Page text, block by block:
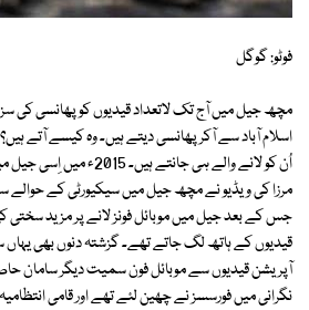
فوٹو: گوگل
مچھ جیل میں آج تک لاتعداد قیدیوں کو پھانسی کی
اسلام آباد سے آکر پھانسی دیتے ہیں۔ وہ کیسے آتے
اُن کو لانے والے ہی جانتے
مرزا کی ویڈیو نے مچھ جیل میں سیکیورٹی کے حوالے
جس کے بعد جیل میں موبائل فونز لانے پر مزید سختی
قیدیوں کے ہاتھ لگ جاتے تھے۔ گزشتہ دنوں بھی یہاں
آپریشن قیدیوں سے موبائل فون سمیت دیگر سامان
نگرانی میں فورسسز نے چھین لئے تھے اور قامی